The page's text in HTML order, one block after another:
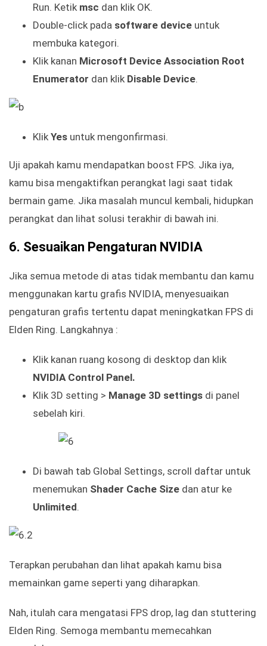
Run. Ketik msc dan klik OK.
Double-click pada software device untuk
membuka kategori.
Klik kanan Microsoft Device Association Root
Enumerator dan klik Disable Device.
Klik Yes untuk mengonfirmasi.
Uji apakah kamu mendapatkan boost FPS. Jika iya,
kamu bisa mengaktifkan perangkat lagi saat tidak
bermain game. Jika masalah muncul kembali, hidupkan
perangkat dan lihat solusi terakhir di bawah ini.
6. Sesuaikan Pengaturan NVIDIA
Jika semua metode di atas tidak membantu dan kamu
menggunakan kartu grafis NVIDIA, menyesuaikan
pengaturan grafis tertentu dapat meningkatkan FPS di
Elden Ring. Langkahnya :
Klik kanan ruang kosong di desktop dan klik
NVIDIA Control Panel.
Klik 3D setting > Manage 3D settings di panel
sebelah kiri.
Di bawah tab Global Settings, scroll daftar untuk
menemukan Shader Cache Size dan atur ke
Unlimited.
Terapkan perubahan dan lihat apakah kamu bisa
memainkan game seperti yang diharapkan.
Nah, itulah cara mengatasi FPS drop, lag dan stuttering
Elden Ring. Semoga membantu memecahkan